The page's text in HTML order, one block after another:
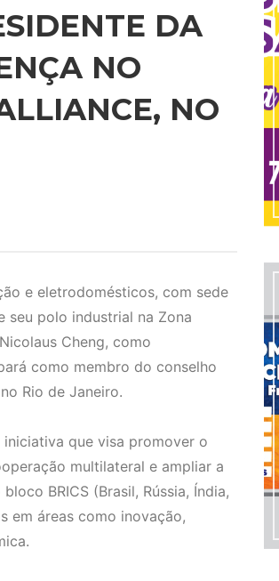
DA
NO
NO
e eletrodomésticos, com sede
seu polo industrial na Zona
Cheng, como
como membro do conselho
Rio de Janeiro.
iniciativa que visa promover o
multilateral e ampliar a
BRICS (Brasil, Rússia, Índia,
em áreas como inovação,